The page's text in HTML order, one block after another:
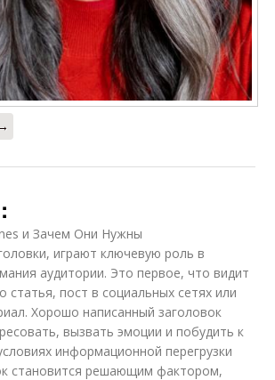
и Зачем Они Нужны
играют ключевую роль в
аудитории. Это первое, что видит
статья, пост в социальных сетях или
Хорошо написанный заголовок
вызвать эмоции и побудить к
информационной перегрузки
становится решающим фактором,